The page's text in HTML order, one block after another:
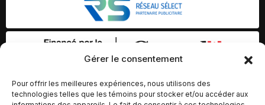
Gérer le consentement
Pour offrir les meilleures expériences, nous utilisons des
technologies telles que les témoins pour stocker et/ou accéder aux